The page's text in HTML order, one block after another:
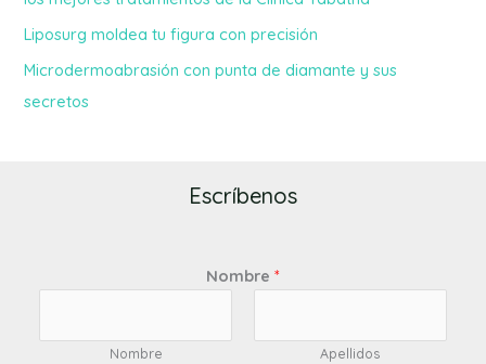
Liposurg moldea tu figura con precisión
Microdermoabrasión con punta de diamante y sus
secretos
Escríbenos
Nombre *
Nombre Apellidos